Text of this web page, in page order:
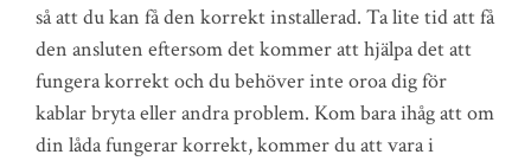
så att du kan få den korrekt installerad. Ta lite tid att få
den ansluten eftersom det kommer att hjälpa det att
fungera korrekt och du behöver inte oroa dig för
kablar bryta eller andra problem. Kom bara ihåg att om
din låda fungerar korrekt, kommer du att vara i